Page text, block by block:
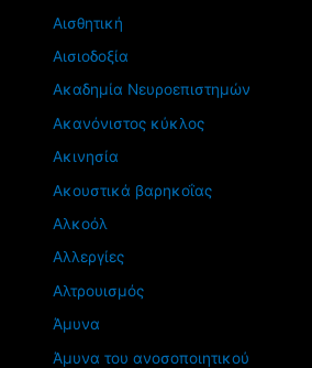
Αισθητική
Αισιοδοξία
Ακαδημία Νευροεπιστημών
Ακανόνιστος κύκλος
Ακινησία
Ακουστικά βαρηκοΐας
Αλκοόλ
Αλλεργίες
Αλτρουισμός
Άμυνα
Άμυνα του ανοσοποιητικού